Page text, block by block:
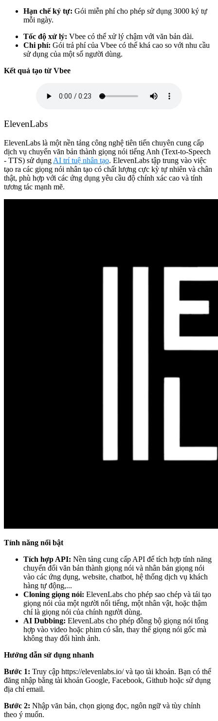
Hạn chế ký tự: Gói miễn phí cho phép sử dụng 3000 ký tự
mỗi ngày.
Tốc độ xử lý: Vbee có thể xử lý chậm với văn bản dài.
Chi phí: Gói trả phí của Vbee có thể khá cao so với nhu cầu
sử dụng của một số người dùng.
Kết quả tạo từ Vbee
ElevenLabs
ElevenLabs là một nền tảng công nghệ tiên tiến chuyên cung cấp
dịch vụ chuyển văn bản thành giọng nói tiếng Anh (Text-to-Speech
- TTS) sử dụng AI trí tuệ nhân tạo. ElevenLabs tập trung vào việc
tạo ra các giọng nói nhân tạo có chất lượng cực kỳ tự nhiên và chân
thật, phù hợp với các ứng dụng yêu cầu độ chính xác cao và tính
tương tác mạnh mẽ.
Tính năng nổi bật
Tích hợp API: Nền tảng cung cấp API để tích hợp tính năng
chuyển đổi văn bản thành giọng nói và nhân bản giọng nói
vào các ứng dụng, website, chatbot, hệ thống dịch vụ khách
hàng tự động,...
Cloning giọng nói: ElevenLabs cho phép sao chép và tái tạo
giọng nói của một người nổi tiếng, một nhân vật, hoặc thậm
chí là giọng nói của chính người dùng.
AI Dubbing: ElevenLabs cho phép đồng bộ giọng nói tổng
hợp vào video hoặc phim có sẵn, thay thế giọng nói gốc mà
không thay đổi hình ảnh.
Hướng dẫn sử dụng nhanh
Bước 1: Truy cập https://elevenlabs.io/và tạo tài khoản. Bạn có thể
đăng nhập bằng tài khoản Google, Facebook, Github hoặc sử dụng
địa chỉ email.
Bước 2: Nhập văn bản, chọn giọng đọc, ngôn ngữ và tùy chỉnh
theo ý muốn.